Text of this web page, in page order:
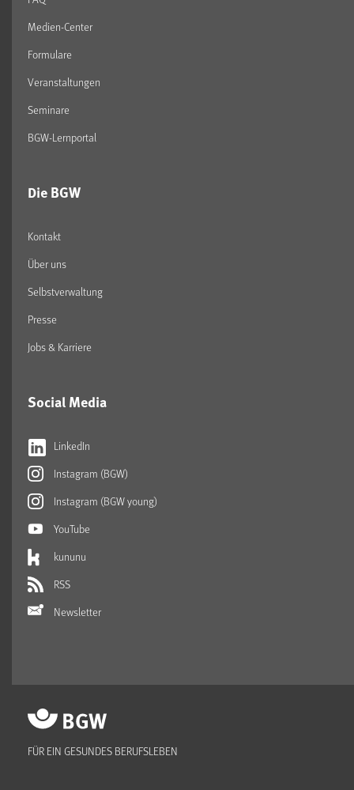
Medien-Center
Formulare
Veranstaltungen
Seminare
BGW-Lernportal
Die BGW
Kontakt
Über uns
Selbstverwaltung
Presse
Jobs & Karriere
Social Media
LinkedIn
Instagram (BGW)
Instagram (BGW young)
YouTube
kununu
RSS
Newsletter
FÜR EIN GESUNDES BERUFSLEBEN